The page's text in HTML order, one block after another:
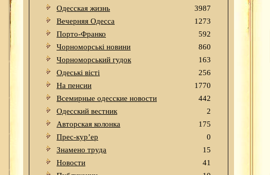
Одесская жизнь
3987
Вечерняя Одесса
1273
Порто-Франко
592
Чорноморські новини
860
Чорноморський гудок
163
Одеськi вiстi
256
На пенсии
1770
Всемирные одесские новости
442
Одесский вестник
2
Авторская колонка
175
Прес-кур’ер
0
Знамено труда
15
Новости
41